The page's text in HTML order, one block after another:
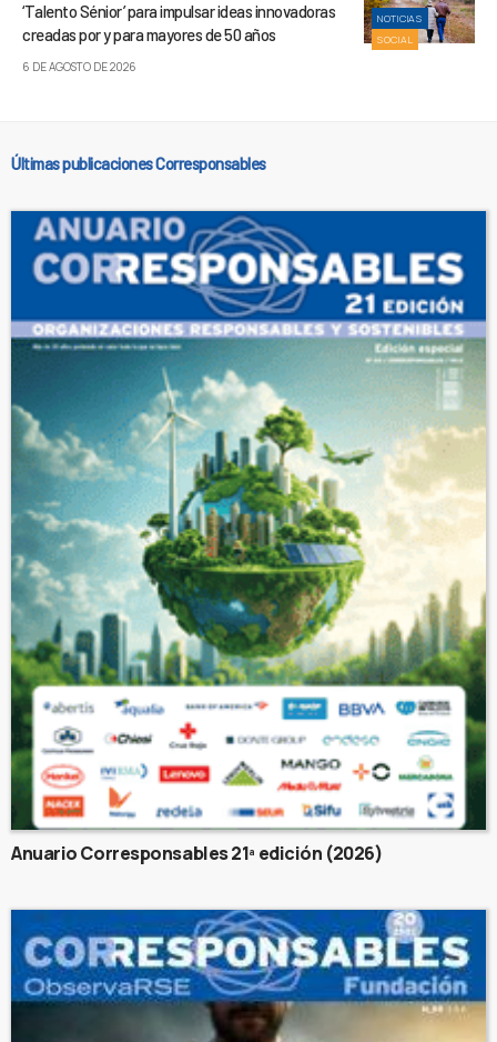
NOTICIAS
SOCIAL
‘Talento Sénior’ para impulsar ideas innovadoras
creadas por y para mayores de 50 años
6 DE AGOSTO DE 2026
Últimas publicaciones Corresponsables
Anuario Corresponsables 21ª edición (2026)